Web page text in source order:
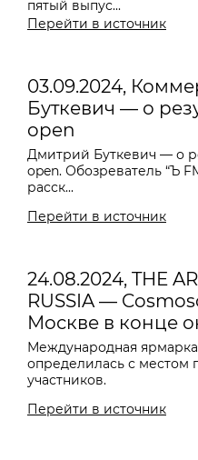
пятый выпус...
Перейти в источник
03.09.2024,
Буткевич — о
open
Дмитрий Буткевич — о
open. Обозреватель “Ъ
расск...
Перейти в источник
24.08.2024, THE
RUSSIA —
Москве в конце
Международная
определилась с местом
участников.
Перейти в источник